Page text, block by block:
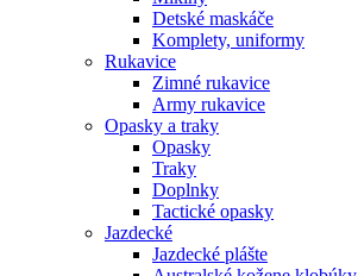
Detské maskáče
Komplety, uniformy
Rukavice
Zimné rukavice
Army rukavice
Opasky a traky
Opasky
Traky
Doplnky
Tactické opasky
Jazdecké
Jazdecké plášte